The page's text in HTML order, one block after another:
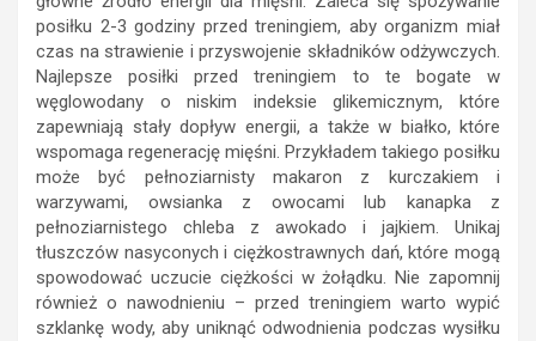
posiłku 2-3 godziny przed treningiem, aby organizm miał
czas na strawienie i przyswojenie składników odżywczych.
Najlepsze posiłki przed treningiem to te bogate w
węglowodany o niskim indeksie glikemicznym, które
zapewniają stały dopływ energii, a także w białko, które
wspomaga regenerację mięśni. Przykładem takiego posiłku
może być pełnoziarnisty makaron z kurczakiem i
warzywami, owsianka z owocami lub kanapka z
pełnoziarnistego chleba z awokado i jajkiem. Unikaj
tłuszczów nasyconych i ciężkostrawnych dań, które mogą
spowodować uczucie ciężkości w żołądku. Nie zapomnij
również o nawodnieniu – przed treningiem warto wypić
szklankę wody, aby uniknąć odwodnienia podczas wysiłku